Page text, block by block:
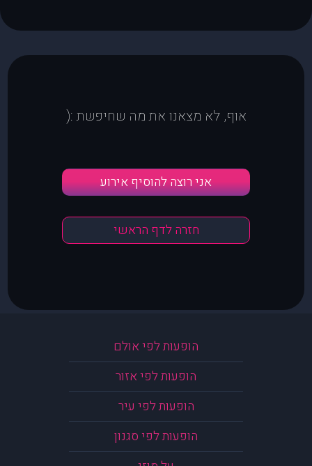
אוף, לא מצאנו את מה שחיפשת :(
אני רוצה להוסיף אירוע
חזרה לדף הראשי
הופעות לפי אולם
הופעות לפי אזור
הופעות לפי עיר
הופעות לפי סגנון